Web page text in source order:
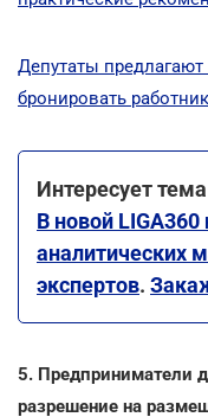
Депутаты
бронировать
Интересует
В новой
аналитических
экспертов.
5. Предприниматели
разрешение на